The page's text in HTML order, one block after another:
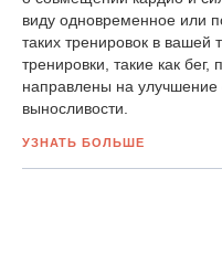
виду одновременное или
таких тренировок в
тренировки, такие как
направлены на улучшение
выносливости.
УЗНАТЬ БОЛЬШЕ